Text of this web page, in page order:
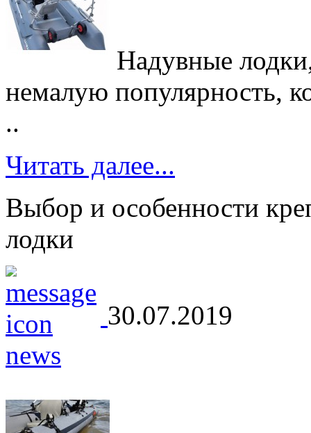
Надувные
немалую популярность,
..
Читать далее...
Выбор и особенности
лодки
30.07.2019